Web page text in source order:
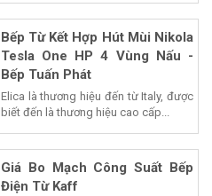
Bếp Từ Kết Hợp Hút Mùi Nikola
Tesla One HP 4 Vùng Nấu -
Bếp Tuấn Phát
Elica là thương hiệu đến từ Italy, được
biết đến là thương hiệu cao cấp...
Giá Bo Mạch Công Suất Bếp
Điện Từ Kaff